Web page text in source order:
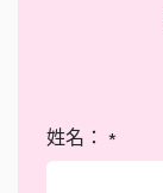
姓名： *